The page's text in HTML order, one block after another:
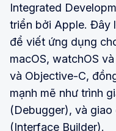
Integrated
triển bởi Apple. Đây
để viết ứng dụng
macOS, watchOS
và Objective-C,
mạnh mẽ như trình
(Debugger), và
(Interface Builder).